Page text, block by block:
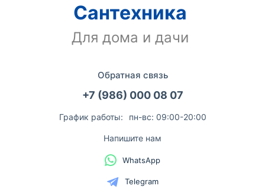
Сантехника
Для дома и дачи
Обратная связь
+7 (986) 000 08 07
График работы: пн-вс: 09:00-20:00
Напишите нам
WhatsApp
Telegram